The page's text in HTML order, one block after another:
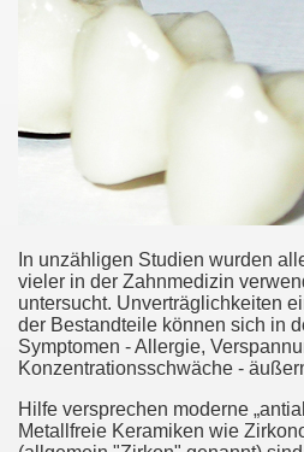
In unzähligen Studien wurden
vieler in der Zahnmedizin
untersucht. Unverträglichkeiten
der Bestandteile können sich in
Symptomen - Allergie,
Konzentrationsschwäche -
Hilfe versprechen moderne
Metallfreie Keramiken wie